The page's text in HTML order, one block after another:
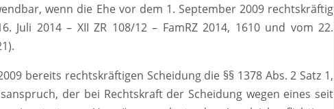
wenn die Ehe vor dem 1. September 2009 rechtskräftig
Juli 2014 – XII ZR 108/12 – FamRZ 2014, 1610 und vom 22.
bereits rechtskräftigen Scheidung die §§ 1378 Abs. 2 Satz 1,
der bei Rechtskraft der Scheidung wegen eines seit